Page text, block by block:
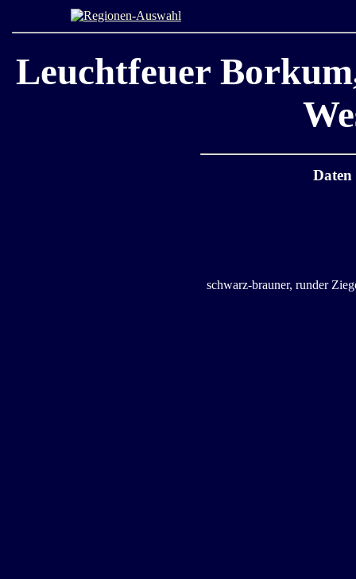
Leuchtfeuer
Daten
schwarz-brauner, runder